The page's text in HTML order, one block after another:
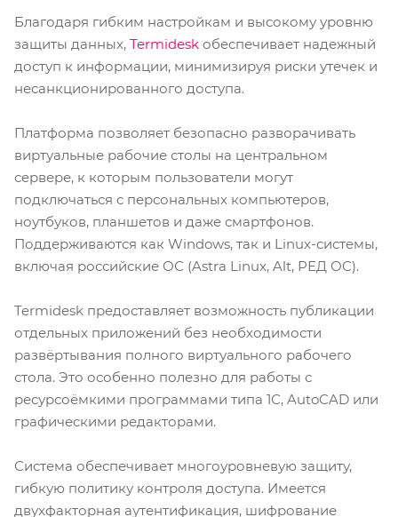
Благодаря гибким настройкам и высокому уровню
защиты данных, Termidesk обеспечивает надежный
доступ к информации, минимизируя риски утечек и
несанкционированного доступа.
Платформа позволяет безопасно разворачивать
виртуальные рабочие столы на центральном
сервере, к которым пользователи могут
подключаться с персональных компьютеров,
ноутбуков, планшетов и даже смартфонов.
Поддерживаются как Windows, так и Linux-системы,
включая российские ОС (Astra Linux, Alt, РЕД ОС).
Termidesk предоставляет возможность публикации
отдельных приложений без необходимости
развёртывания полного виртуального рабочего
стола. Это особенно полезно для работы с
ресурсоёмкими программами типа 1С, AutoCAD или
графическими редакторами.
Система обеспечивает многоуровневую защиту,
гибкую политику контроля доступа. Имеется
двухфакторная аутентификация, шифрование